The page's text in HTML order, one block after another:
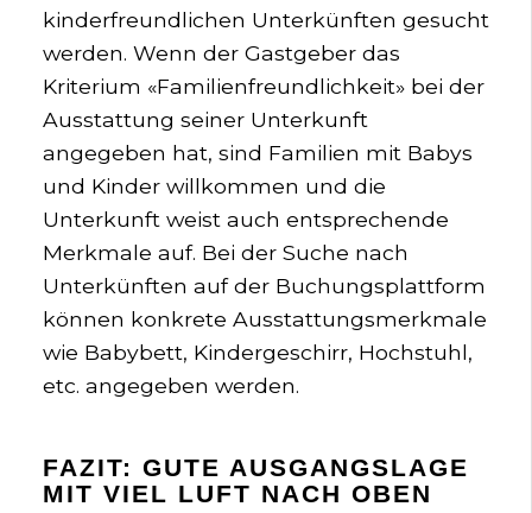
kinderfreundlichen Unterkünften gesucht
werden. Wenn der Gastgeber das
Kriterium «Familienfreundlichkeit» bei der
Ausstattung seiner Unterkunft
angegeben hat, sind Familien mit Babys
und Kinder willkommen und die
Unterkunft weist auch entsprechende
Merkmale auf. Bei der Suche nach
Unterkünften auf der Buchungsplattform
können konkrete Ausstattungsmerkmale
wie Babybett, Kindergeschirr, Hochstuhl,
etc. angegeben werden.
FAZIT: GUTE AUSGANGSLAGE
MIT VIEL LUFT NACH OBEN